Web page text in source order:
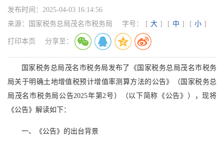
发布时间： 2025-04-03 16:14:56
来源：
国家税务总局茂名市税务局 字号： [ 大 ] [ 中 ] [ 小 ]
打印本页 分享至：
国家税务总局茂名市税务局发布了《国家税务总局茂名市税务
局关于明确土地增值税预计增值率测算方法的公告》（国家税务总
局茂名市税务局公告2025年第2号）（以下简称《公告》），现将
《公告》解读如下：
一、《公告》的出台背景